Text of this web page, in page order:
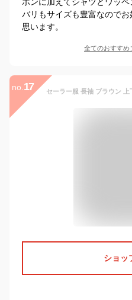
バリもサイズも豊富なので
思います。
全てのおすすめ
no. 17
ショッ